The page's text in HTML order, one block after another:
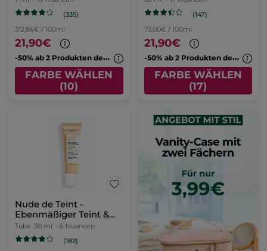
(335)
312,86€ / 100ml
21,90€
-
50% ab 2 Produkten deiner Wahl
FARBE WÄHLEN
(10)
(147)
73,00€ / 100ml
21,90€
-
50% ab 2 Produkten deiner Wahl
FARBE WÄHLEN
(17)
Nude de Teint -
Ebenmäßiger Teint &
Glow
Tube 30 ml - 6 Nuancen
(182)